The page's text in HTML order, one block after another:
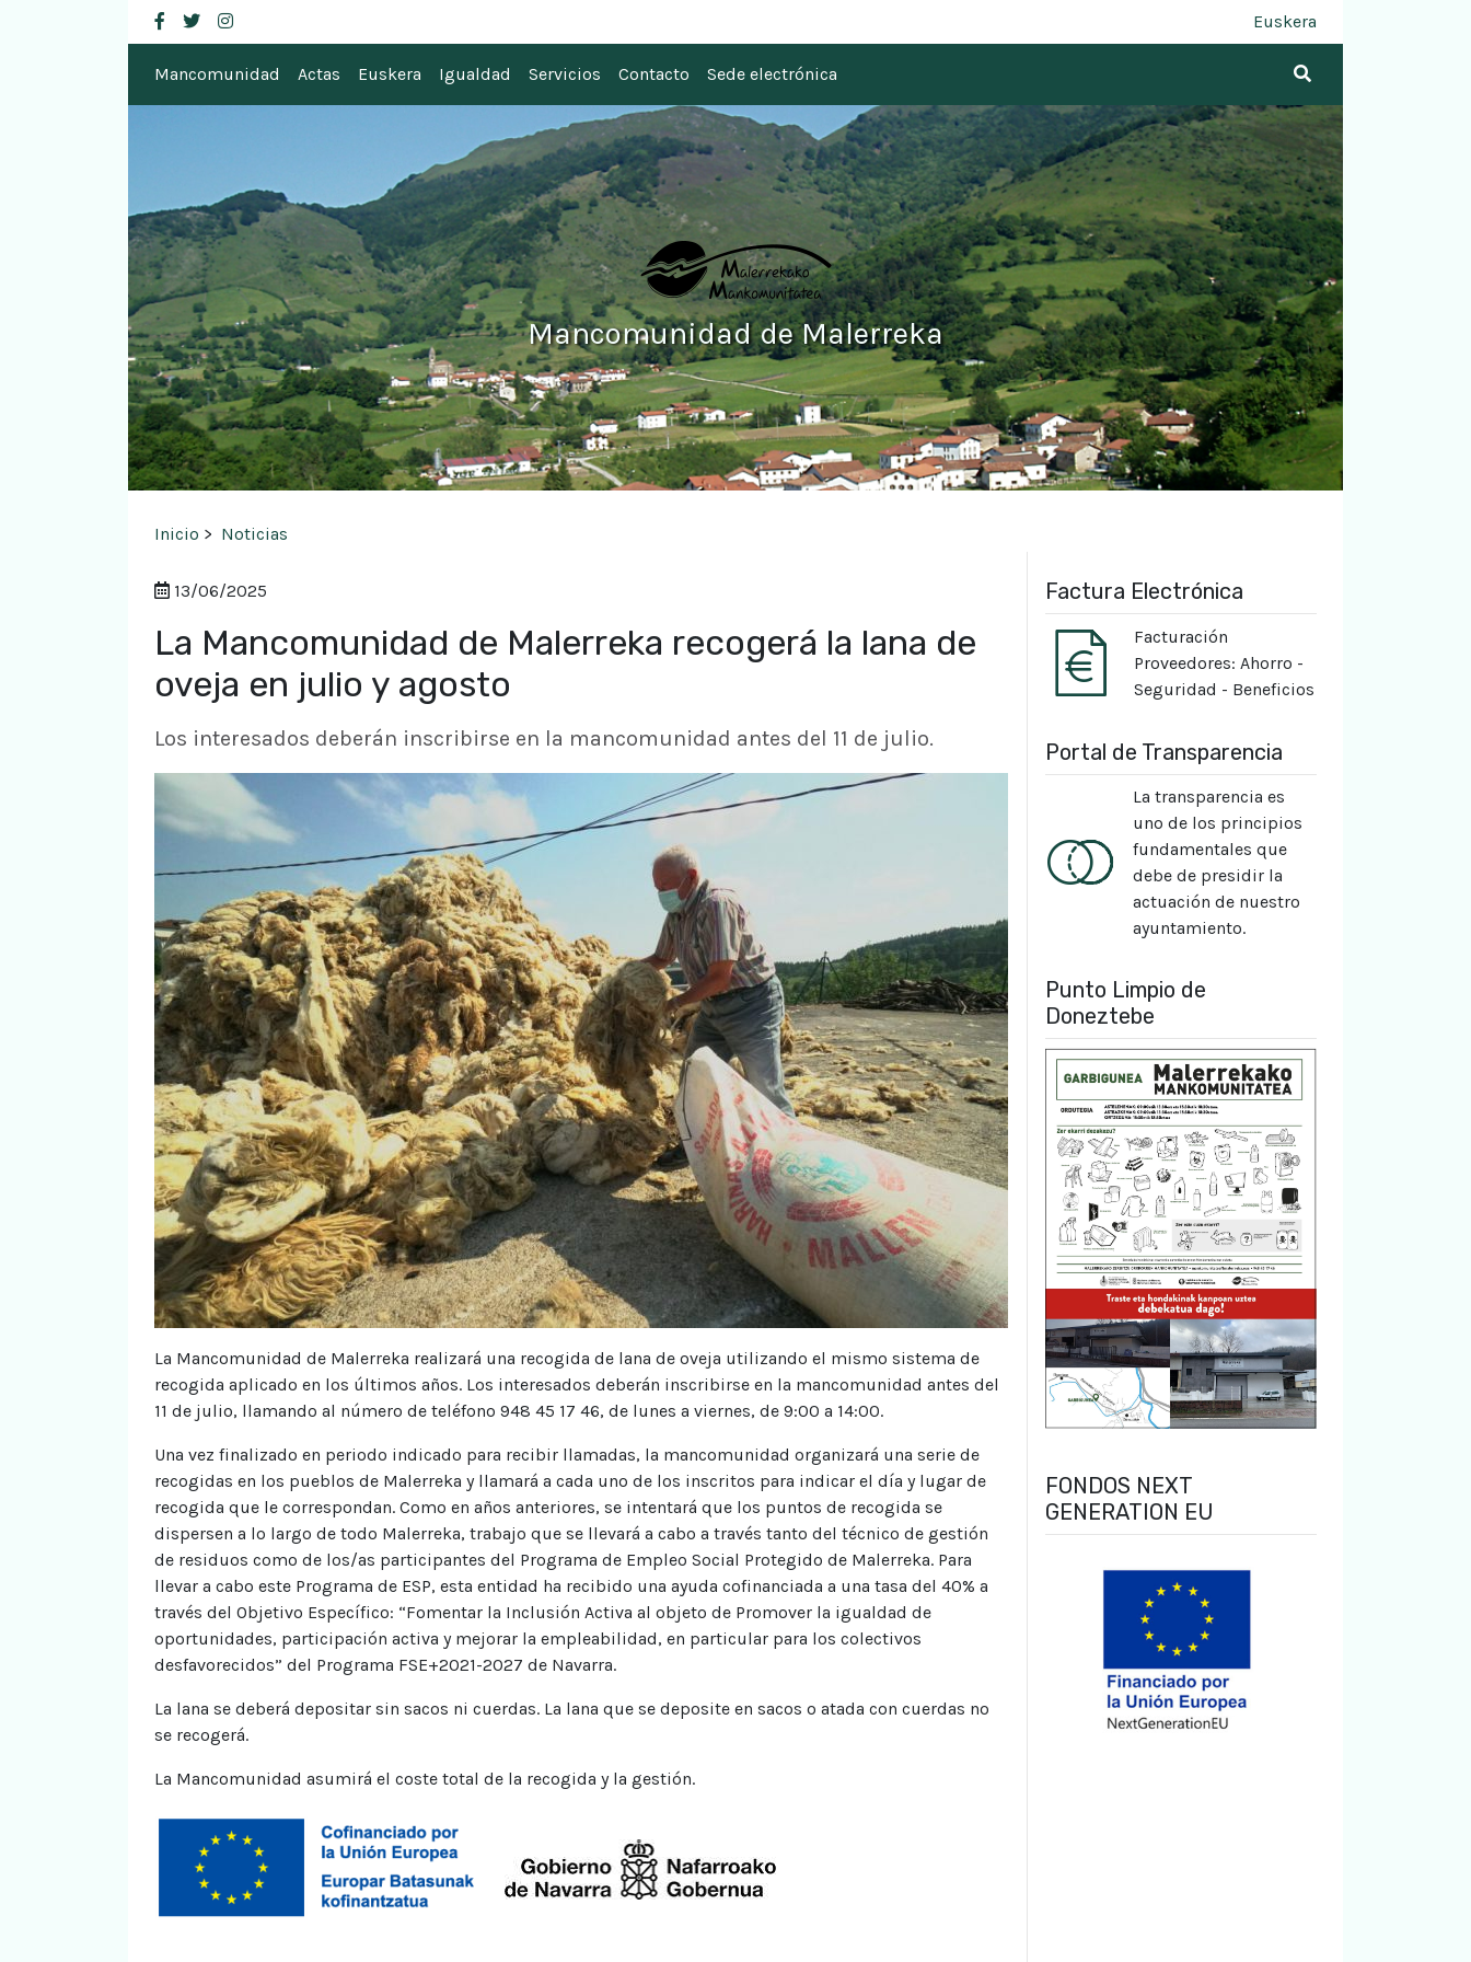
Mancomunidad de Malerreka
facebook
twitterinstagram Euskera
Mancomunidad Actas Euskera Igualdad Servicios Contacto Sede electrónica
Mancomunidad de Malerreka
Inicio > Noticias
13/06/2025
La Mancomunidad de Malerreka recogerá la lana de
oveja en julio y agosto
Los interesados deberán inscribirse en la mancomunidad antes del 11 de julio.
La Mancomunidad de Malerreka realizará una recogida de lana de oveja utilizando el mismo sistema de
recogida aplicado en los últimos años. Los interesados deberán inscribirse en la mancomunidad antes del
11 de julio, llamando al número de teléfono 948 45 17 46, de lunes a viernes, de 9:00 a 14:00.
Una vez finalizado en periodo indicado para recibir llamadas, la mancomunidad organizará una serie de
recogidas en los pueblos de Malerreka y llamará a cada uno de los inscritos para indicar el día y lugar de
recogida que le correspondan. Como en años anteriores, se intentará que los puntos de recogida se
dispersen a lo largo de todo Malerreka, trabajo que se llevará a cabo a través tanto del técnico de gestión
de residuos como de los/as participantes del Programa de Empleo Social Protegido de Malerreka. Para
llevar a cabo este Programa de ESP, esta entidad ha recibido una ayuda cofinanciada a una tasa del 40% a
través del Objetivo Específico: “Fomentar la Inclusión Activa al objeto de Promover la igualdad de
oportunidades, participación activa y mejorar la empleabilidad, en particular para los colectivos
desfavorecidos” del Programa FSE+2021-2027 de Navarra.
La lana se deberá depositar sin sacos ni cuerdas. La lana que se deposite en sacos o atada con cuerdas no
se recogerá.
La Mancomunidad asumirá el coste total de la recogida y la gestión.
Factura Electrónica
Facturación
Proveedores: Ahorro -
Seguridad - Beneficios
Portal de Transparencia
La transparencia es
uno de los principios
fundamentales que
debe de presidir la
actuación de nuestro
ayuntamiento.
Punto Limpio de
Doneztebe
FONDOS NEXT
GENERATION EU